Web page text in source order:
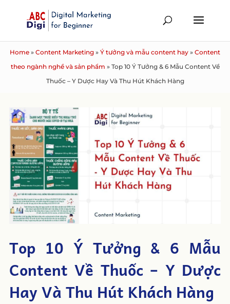
Home » Content Marketing » Ý tưởng và mẫu content hay » Content
theo ngành nghề và sản phẩm » Top 10 Ý Tưởng & 6 Mẫu Content Về
Thuốc – Y Dược Hay Và Thu Hút Khách Hàng
Top 10 Ý Tưởng & 6 Mẫu
Content Về Thuốc – Y Dược
Hay Và Thu Hút Khách Hàng